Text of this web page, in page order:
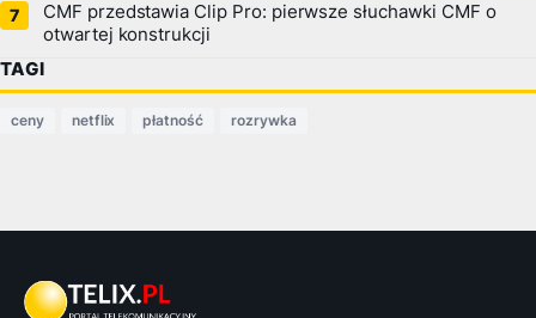
CMF przedstawia Clip Pro: pierwsze słuchawki CMF o
otwartej konstrukcji
TAGI
ceny netflix płatność rozrywka